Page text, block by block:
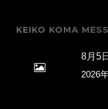
KEIKO KOMA
8月5
2026